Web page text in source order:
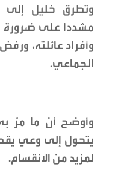
وتطرق خليل إلى
مشددا على ضرورة
وأفراد عائلته،
الجماعي.
وأوضح أن ما مرّ
يتحول إلى وعي
لمزيد من الانقسام.